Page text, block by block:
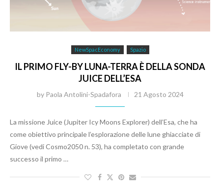
NewSpacEconomy Spazio
IL PRIMO FLY-BY LUNA-TERRA È DELLA SONDA
JUICE DELL’ESA
by Paola Antolini-Spadafora 21 Agosto 2024
La missione Juice (Jupiter Icy Moons Explorer) dell’Esa, che ha
come obiettivo principale l’esplorazione delle lune ghiacciate di
Giove (vedi Cosmo2050 n. 53), ha completato con grande
successo il primo …